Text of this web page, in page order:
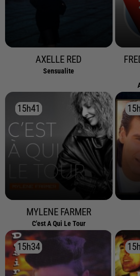
AXELLE RED
Sensualite
15h41
15h41
MYLENE FARMER
C'est A Qui Le Tour
15h34
15h34